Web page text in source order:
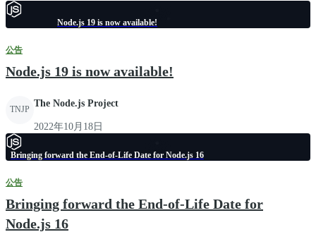
Node.js 19 is now available!
公告
Node.js 19 is now available!
TNJP
The Node.js Project
2022年10月18日
Bringing forward the End-of-Life Date for Node.js 16
公告
Bringing forward the End-of-Life Date for
Node.js 16